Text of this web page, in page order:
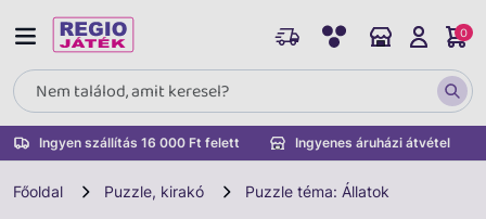
Ingyen szállítás 16 000 Ft felett Ingyenes áruházi átvétel
0
Főoldal Puzzle, kirakó Puzzle téma: Állatok